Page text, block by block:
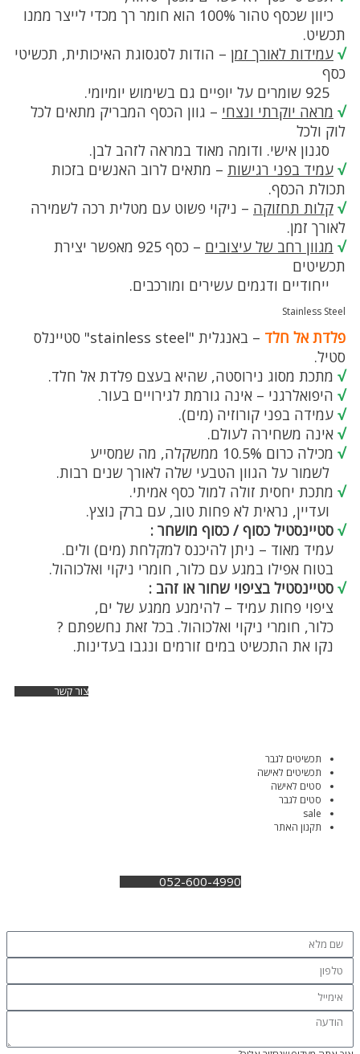
כיוון שכסף טהור 100% הוא חומר רך מכדי לייצר ממנו
תכשיט.
√ עמידות לאורך זמן – הודות לסגסוגת האיכותית, תכשיטי
כסף
√ מראה יוקרתי ונצחי – גוון הכסף המבריק מתאים לכל
לוק ולכל
סגנון אישי. ודומה מאוד במראה לזהב לבן.
√ עמיד בפני רגישות – מתאים לרוב האנשים בזכות
תכולת הכסף.
√ קלות תחזוקה – ניקוי פשוט עם מטלית רכה לשמירה
לאורך זמן.
√ מגוון רחב של עיצובים
– כסף 925 מאפשר יצירת
תכשיטים
ייחודיים ודגמים עשירים ומורכבים.
Stainless Steel
פלדת אל חלד
– באנגלית "stainless steel" סטיינלס
סטיל.
√ מתכת מסוג נירוסטה, שהיא בעצם פלדת אל חלד.
√ היפואלרגני – אינה גורמת לגירויים בעור.
√ עמידה בפני קורוזיה (מים).
√ אינה משחירה לעולם.
√ מכילה כרום 10.5% ממשקלה, מה שמסייע
לשמור על הגוון הטבעי שלה לאורך שנים רבות.
√ מתכת יחסית זולה למול כסף אמיתי.
ועדיין, נראית לא פחות טוב, עם ברק נוצץ.
√ סטיינסטיל כסוף / כסוף מושחר :
עמיד מאוד – ניתן להיכנס למקלחת (מים) ולים.
בטוח אפילו במגע עם כלור, חומרי ניקוי ואלכוהול.
√ סטיינסטיל בציפוי שחור או זהב :
ציפוי פחות עמיד – להימנע ממגע של ים,
כלור, חומרי ניקוי ואלכוהול. בכל זאת נחשפתם ?
נקו את התכשיט במים זורמים ונגבו בעדינות.
צור קשר
תכשיטים לגבר
תכשיטים לאישה
סטים לאישה
סטים לגבר
sale
תקנון האתר
052-600-4990